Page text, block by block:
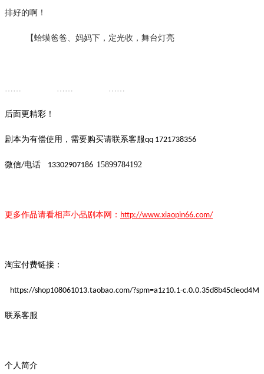
排好的啊！
【蛤蟆爸爸、妈妈下，定光收，舞台灯亮
后面更精彩！
剧本为有偿使用，需要购买请联系客服qq 1721738356
微信/电话 13302907186 15899784192
更多作品请看相声小品剧本网： http://www.xiaopin66.com/
淘宝付费链接：
https://shop108061013.taobao.com/?spm=a1z10.1-c.0.0.35d8b45cleod4M
联系客服
个人简介